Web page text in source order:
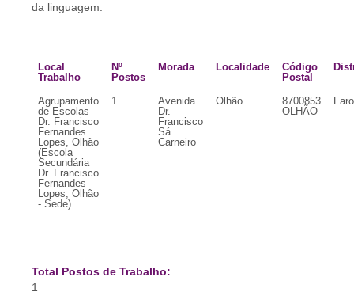
da linguagem.
Local
Trabalho
Nº
Postos
Morada Localidade
Código
Postal
Agrupamento
de Escolas
Dr. Francisco
Fernandes
Lopes, Olhão
(Escola
Secundária
Dr. Francisco
Fernandes
Lopes, Olhão
- Sede)
1
Avenida
Dr.
Francisco
Sá
Carneiro
Olhão
8700853
OLHÃO
Faro
Total Postos de Trabalho:
1